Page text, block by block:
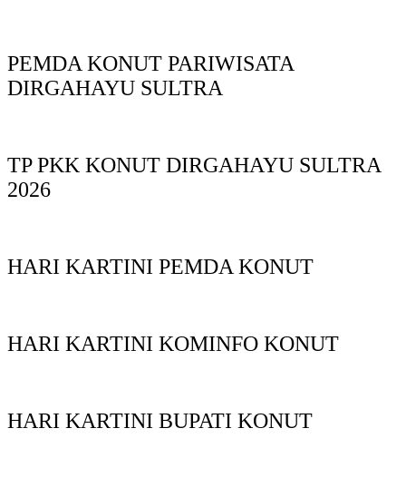
PEMDA KONUT PARIWISATA
DIRGAHAYU SULTRA
TP PKK KONUT DIRGAHAYU SULTRA
2026
HARI KARTINI PEMDA KONUT
HARI KARTINI KOMINFO KONUT
HARI KARTINI BUPATI KONUT